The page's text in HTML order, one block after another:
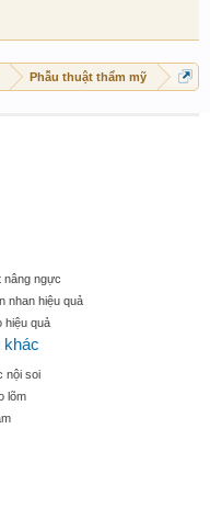
Phẫu thuật thẩm mỹ
nâng ngực
nhan hiệu quả
hiệu quả
khác
nội soi
lõm